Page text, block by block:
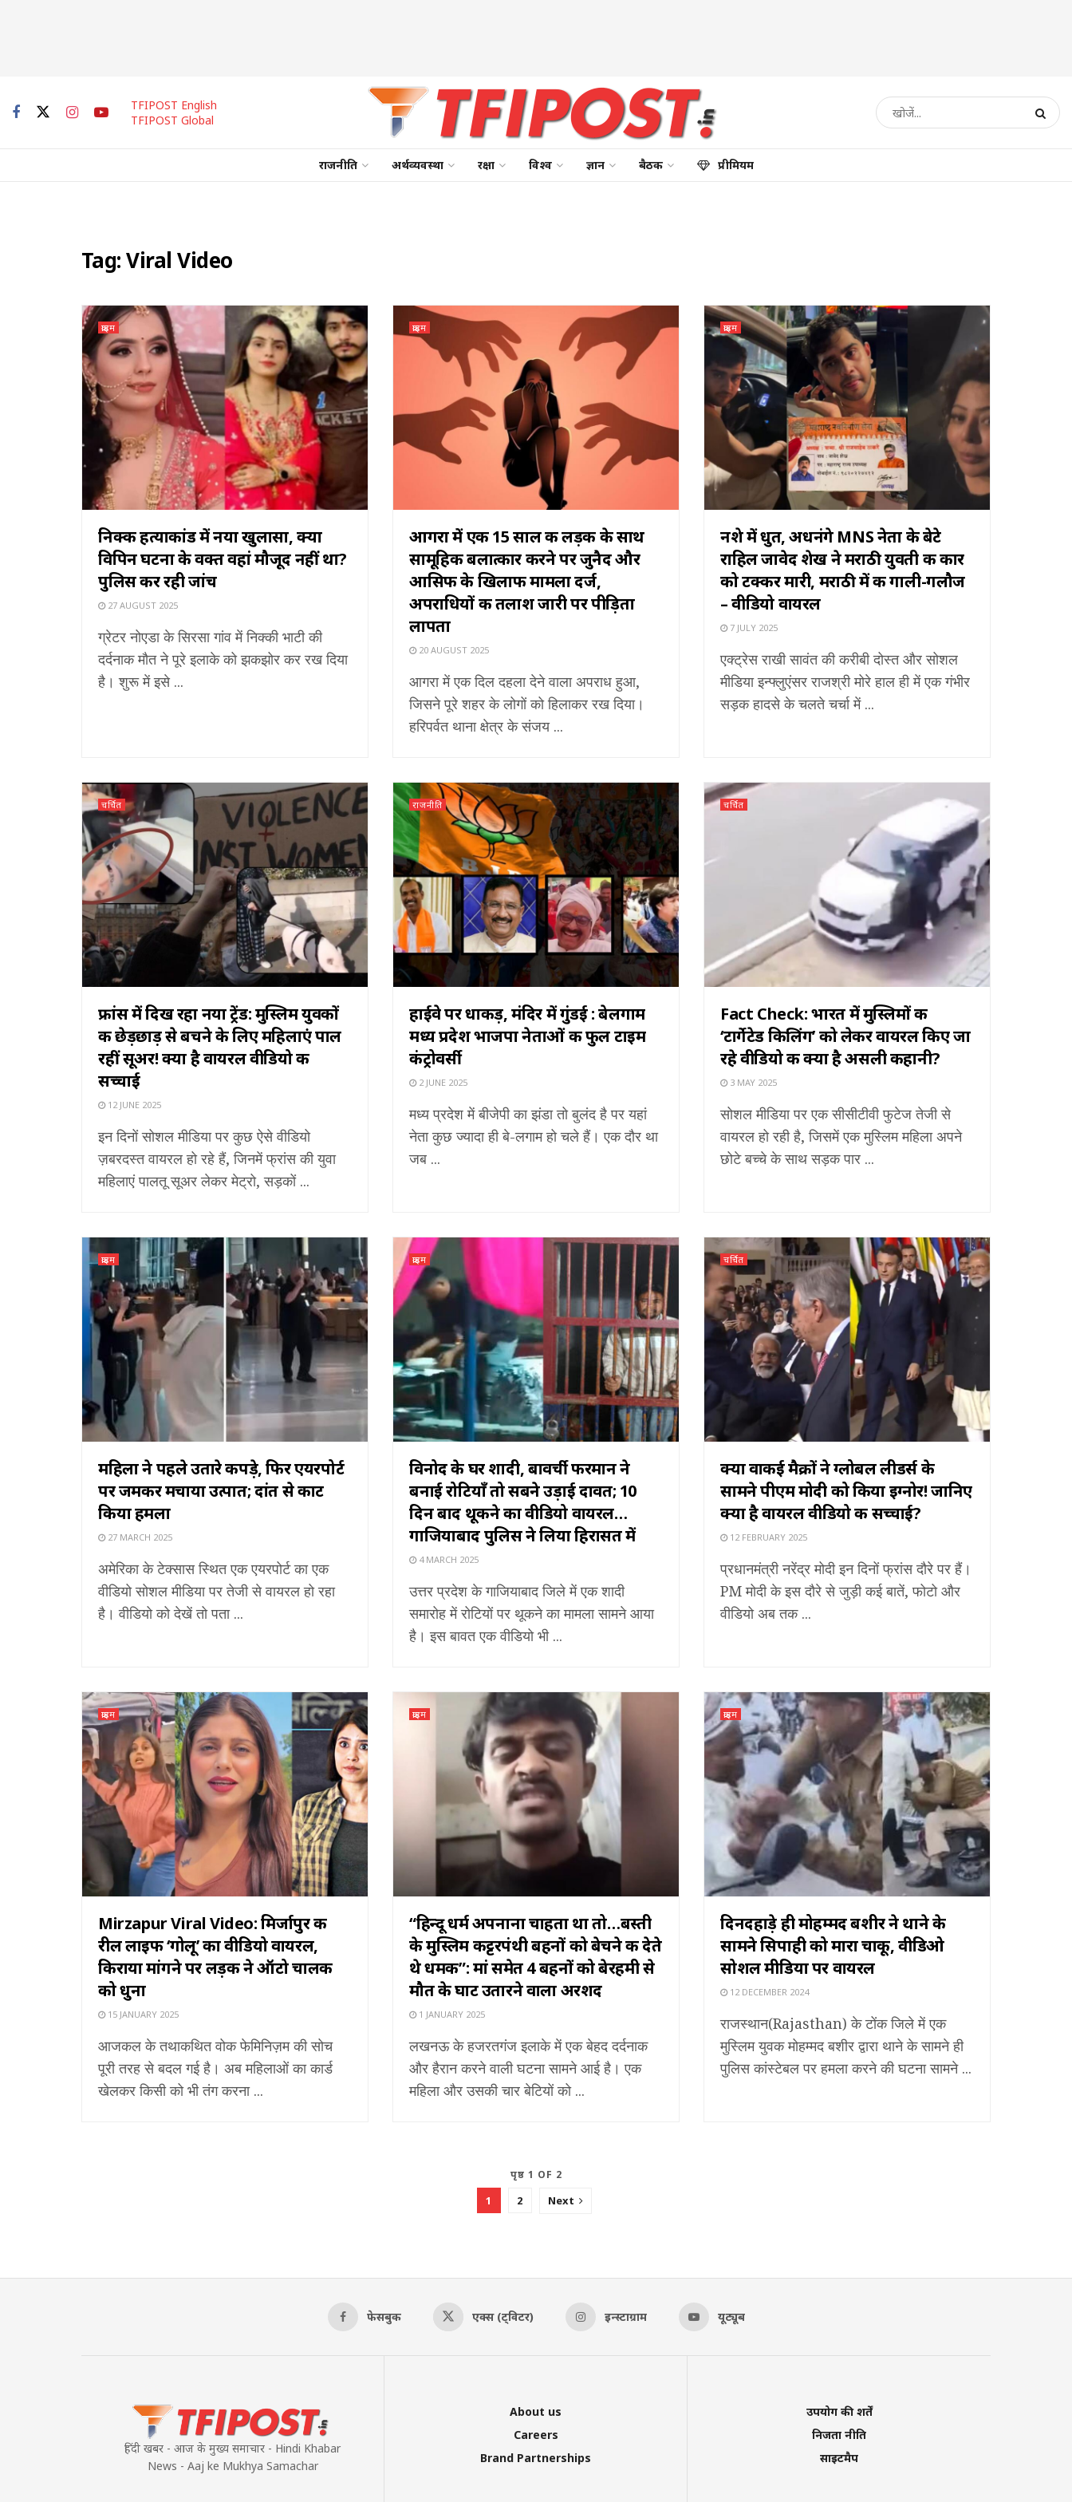
TFIPOST English
TFIPOST Global
राजनीति अर्थव्यवस्था रक्षा विश्व ज्ञान बैठक प्रीमियम
Tag:Viral Video
क्राइम
निक्की हत्याकांड में नया खुलासा, क्या
विपिन घटना के वक्त वहां मौजूद नहीं था?
पुलिस कर रही जांच
27 AUGUST 2025
ग्रेटर नोएडा के सिरसा गांव में निक्की भाटी की
दर्दनाक मौत ने पूरे इलाके को झकझोर कर रख दिया
है। शुरू में इसे ...
क्राइम
आगरा में एक 15 साल की लड़की के साथ
सामूहिक बलात्कार करने पर जुनैद और
आसिफ के खिलाफ मामला दर्ज,
अपराधियों की तलाश जारी पर पीड़िता
लापता
20 AUGUST 2025
आगरा में एक दिल दहला देने वाला अपराध हुआ,
जिसने पूरे शहर के लोगों को हिलाकर रख दिया।
हरिपर्वत थाना क्षेत्र के संजय ...
क्राइम
नशे में धुत, अधनंगे MNS नेता के बेटे
राहिल जावेद शेख ने मराठी युवती की कार
को टक्कर मारी, मराठी में की गाली-गलौज
– वीडियो वायरल
7 JULY 2025
एक्ट्रेस राखी सावंत की करीबी दोस्त और सोशल
मीडिया इन्फ्लुएंसर राजश्री मोरे हाल ही में एक गंभीर
सड़क हादसे के चलते चर्चा में ...
चर्चित
फ्रांस में दिख रहा नया ट्रेंड: मुस्लिम युवकों
की छेड़छाड़ से बचने के लिए महिलाएं पाल
रहीं सूअर! क्या है वायरल वीडियो की
सच्चाई
12 JUNE 2025
इन दिनों सोशल मीडिया पर कुछ ऐसे वीडियो
ज़बरदस्त वायरल हो रहे हैं, जिनमें फ्रांस की युवा
महिलाएं पालतू सूअर लेकर मेट्रो, सड़कों ...
राजनीति
हाईवे पर धाकड़, मंदिर में गुंडई : बेलगाम
मध्य प्रदेश भाजपा नेताओं की फुल टाइम
कंट्रोवर्सी
2 JUNE 2025
मध्य प्रदेश में बीजेपी का झंडा तो बुलंद है पर यहां
नेता कुछ ज्यादा ही बे-लगाम हो चले हैं। एक दौर था
जब ...
चर्चित
Fact Check: भारत में मुस्लिमों की
‘टार्गेटेड किलिंग’ को लेकर वायरल किए जा
रहे वीडियो की क्या है असली कहानी?
3 MAY 2025
सोशल मीडिया पर एक सीसीटीवी फुटेज तेजी से
वायरल हो रही है, जिसमें एक मुस्लिम महिला अपने
छोटे बच्चे के साथ सड़क पार ...
क्राइम
महिला ने पहले उतारे कपड़े, फिर एयरपोर्ट
पर जमकर मचाया उत्पात; दांत से काट
किया हमला
27 MARCH 2025
अमेरिका के टेक्सास स्थित एक एयरपोर्ट का एक
वीडियो सोशल मीडिया पर तेजी से वायरल हो रहा
है। वीडियो को देखें तो पता ...
क्राइम
विनोद के घर शादी, बावर्ची फरमान ने
बनाई रोटियाँ तो सबने उड़ाई दावत; 10
दिन बाद थूकने का वीडियो वायरल…
गाजियाबाद पुलिस ने लिया हिरासत में
4 MARCH 2025
उत्तर प्रदेश के गाजियाबाद जिले में एक शादी
समारोह में रोटियों पर थूकने का मामला सामने आया
है। इस बावत एक वीडियो भी ...
चर्चित
क्या वाकई मैक्रों ने ग्लोबल लीडर्स के
सामने पीएम मोदी को किया इग्नोर! जानिए
क्या है वायरल वीडियो की सच्चाई?
12 FEBRUARY 2025
प्रधानमंत्री नरेंद्र मोदी इन दिनों फ्रांस दौरे पर हैं।
PM मोदी के इस दौरे से जुड़ी कई बातें, फोटो और
वीडियो अब तक ...
क्राइम
Mirzapur Viral Video: मिर्जापुर की
रील लाइफ ‘गोलू’ का वीडियो वायरल,
किराया मांगने पर लड़की ने ऑटो चालक
को धुना
15 JANUARY 2025
आजकल के तथाकथित वोक फेमिनिज़म की सोच
पूरी तरह से बदल गई है। अब महिलाओं का कार्ड
खेलकर किसी को भी तंग करना ...
क्राइम
“हिन्दू धर्म अपनाना चाहता था तो…बस्ती
के मुस्लिम कट्टरपंथी बहनों को बेचने की देते
थे धमकी”: मां समेत 4 बहनों को बेरहमी से
मौत के घाट उतारने वाला अरशद
1 JANUARY 2025
लखनऊ के हजरतगंज इलाके में एक बेहद दर्दनाक
और हैरान करने वाली घटना सामने आई है। एक
महिला और उसकी चार बेटियों को ...
क्राइम
दिनदहाड़े ही मोहम्मद बशीर ने थाने के
सामने सिपाही को मारा चाकू, वीडिओ
सोशल मीडिया पर वायरल
12 DECEMBER 2024
राजस्थान(Rajasthan) के टोंक जिले में एक
मुस्लिम युवक मोहम्मद बशीर द्वारा थाने के सामने ही
पुलिस कांस्टेबल पर हमला करने की घटना सामने ...
पृष्ठ 1 OF 2
1 2 Next
फेसबुक एक्स (ट्विटर) इन्स्टाग्राम यूट्यूब
हिंदी खबर - आज के मुख्य समाचार - Hindi Khabar
News - Aaj ke Mukhya Samachar
About us
Careers
Brand Partnerships
उपयोग की शर्तें
निजता नीति
साइटमैप